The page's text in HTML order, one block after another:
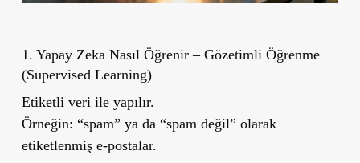
1. Yapay Zeka Nasıl Öğrenir – Gözetimli Öğrenme
(Supervised Learning)
Etiketli veri ile yapılır.
Örneğin: “spam” ya da “spam değil” olarak
etiketlenmiş e-postalar.